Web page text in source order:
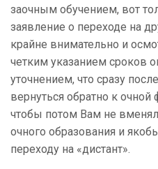
заочным обучением, вот
заявление о переходе на
крайне внимательно и
четким указанием сроков
уточнением, что сразу
вернуться обратно к
чтобы потом Вам не
очного образования и
переходу на «дистант».